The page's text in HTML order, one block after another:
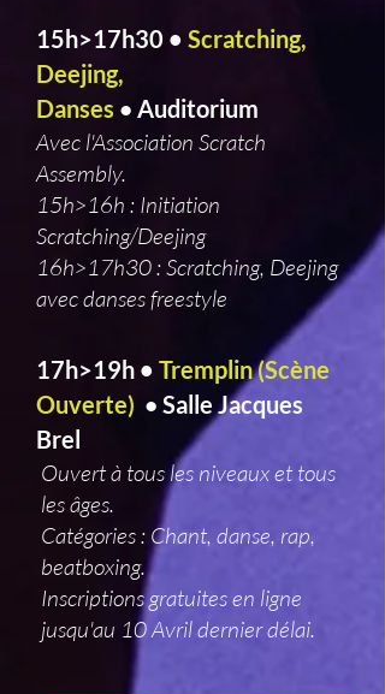
15h>17h30 • Scratching,
Deejing,
Danses • Auditorium
Avec l'Association Scratch
Assembly.
15h>16h : Initiation
Scratching/Deejing
16h>17h30 : Scratching, Deejing
avec danses freestyle
17h>19h • Tremplin (Scène
Ouverte) • Salle Jacques
Brel
Ouvert à tous les niveaux et tous
les âges.
Catégories : Chant, danse, rap,
beatboxing.
Inscriptions gratuites en ligne
jusqu'au 10 Avril dernier délai.